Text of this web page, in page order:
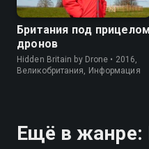
Британия под прицелом
дронов
Hidden Britain by Drone • 2016,
Великобритания, Информация
Ещё в жанре: